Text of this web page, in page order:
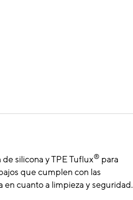
silicona y TPE Tuflux® para
que cumplen con las
cuanto a limpieza y seguridad.